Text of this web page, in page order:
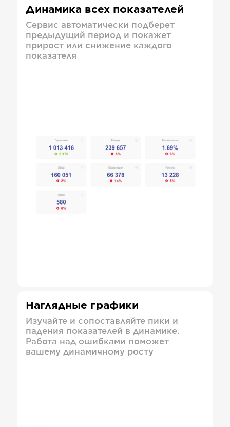
Динамика всех показателей
Сервис автоматически подберет
предыдущий период и покажет
прирост или снижение каждого
показателя
Наглядные графики
Изучайте и сопоставляйте пики и
падения показателей в динамике.
Работа над ошибками поможет
вашему динамичному росту